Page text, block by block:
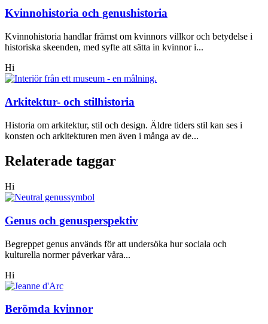
Kvinnohistoria och genushistoria
Kvinnohistoria handlar främst om kvinnors villkor och betydelse i
historiska skeenden, med syfte att sätta in kvinnor i...
Hi
Arkitektur- och stilhistoria
Historia om arkitektur, stil och design. Äldre tiders stil kan ses i
konsten och arkitekturen men även i många av de...
Relaterade taggar
Hi
Genus och genusperspektiv
Begreppet genus används för att undersöka hur sociala och
kulturella normer påverkar våra...
Hi
Berömda kvinnor